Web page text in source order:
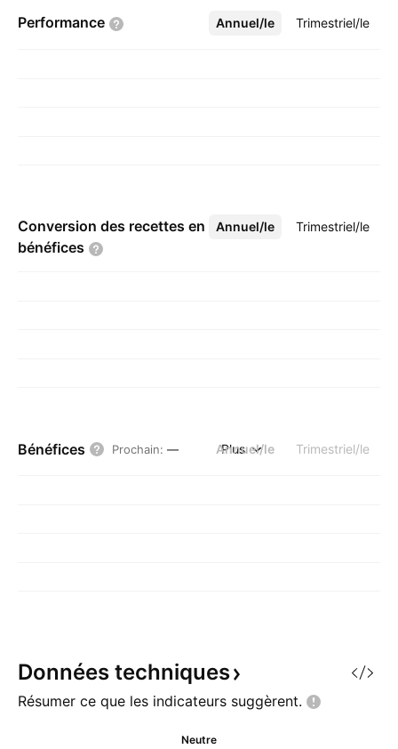
Performance Annuel/le Trimestriel/le
Plus
Conversion des recettes en
bénéfices
Annuel/le Trimestriel/le
Plus
Bénéfices Prochain: — Annuel/le Trimestriel/le
Plus
Données techniques
Résumer ce que les indicateurs suggèrent.
Neutre